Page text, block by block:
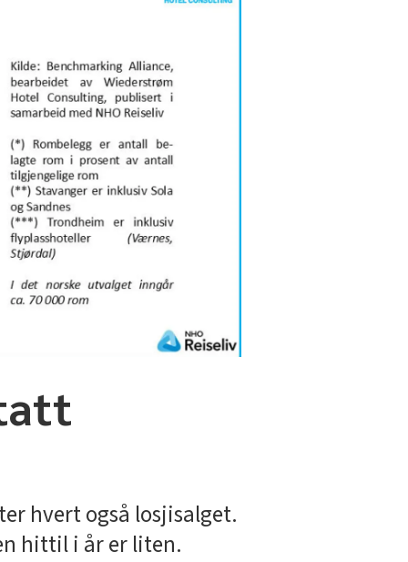
hvert også losjisalget.
hittil i år er liten.